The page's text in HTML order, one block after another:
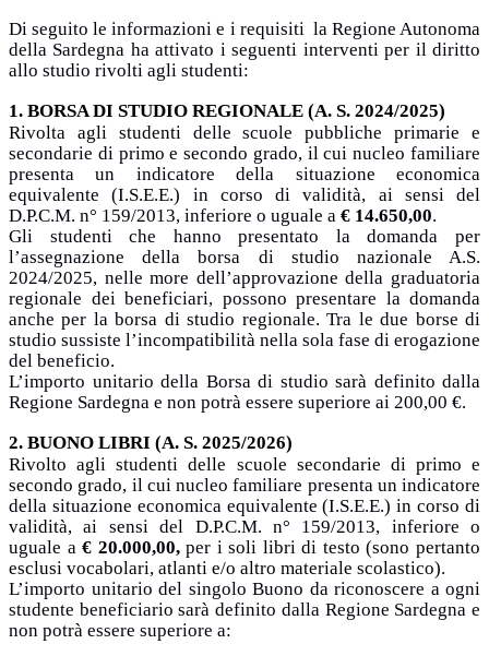
Di seguito le informazioni e i requisiti la Regione Autonoma
della Sardegna ha attivato i seguenti interventi per il diritto
allo studio rivolti agli studenti:
1. BORSA DI STUDIO REGIONALE (A. S. 2024/2025)
Rivolta agli studenti
delle scuole pubbliche primarie e
secondarie di primo e secondo grado, il cui nucleo familiare
presenta un indicatore della situazione economica
equivalente (I.S.E.E.) in corso di validità, ai sensi del
D.P.C.M. n° 159/2013, inferiore o uguale a € 14.650,00.
Gli studenti che hanno presentato la domanda per
l’assegnazione della borsa di studio nazionale A.S.
2024/2025, nelle more dell’approvazione della graduatoria
regionale dei beneficiari, possono presentare la domanda
anche per la borsa di studio regionale. Tra le due borse di
studio sussiste l’incompatibilità nella sola fase di erogazione
del beneficio.
L’importo unitario della Borsa di studio sarà definito dalla
Regione Sardegna e non potrà essere superiore ai 200,00 €.
2. BUONO LIBRI (A. S. 2025/2026)
Rivolto agli studenti delle scuole secondarie di primo e
secondo grado, il cui nucleo familiare presenta un indicatore
della situazione economica equivalente (I.S.E.E.)in corso di
validità, ai sensi del D.P.C.M. n° 159/2013, inferiore o
uguale a€ 20.000,00,per i soli libri di testo (sono pertanto
esclusi vocabolari, atlanti e/o altro materiale scolastico).
L’importo unitario del singolo Buono da riconoscere a ogni
studente beneficiario sarà definito dalla Regione Sardegna e
non potrà essere superiore a: